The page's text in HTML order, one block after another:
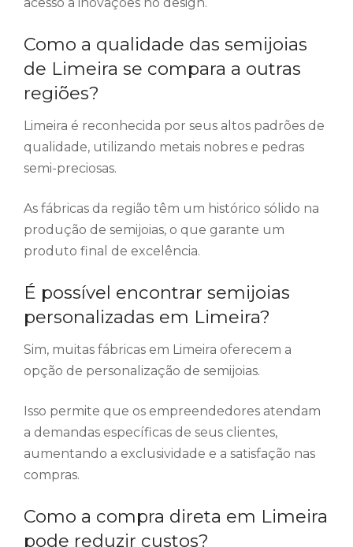
Como a qualidade das semijoias
de Limeira se compara a outras
regiões?
Limeira é reconhecida por seus altos padrões de
qualidade, utilizando metais nobres e pedras
semi-preciosas.
As fábricas da região têm um histórico sólido na
produção de semijoias, o que garante um
produto final de excelência.
É possível encontrar semijoias
personalizadas em Limeira?
Sim, muitas fábricas em Limeira oferecem a
opção de personalização de semijoias.
Isso permite que os empreendedores atendam
a demandas específicas de seus clientes,
aumentando a exclusividade e a satisfação nas
compras.
Como a compra direta em Limeira
pode reduzir custos?